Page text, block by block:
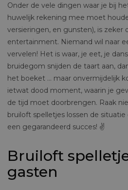
Onder de vele dingen waar je bij
huwelijk rekening mee moet
versieringen, en gunsten), is zeker
entertainment. Niemand wil naar
vervelen! Het is waar, je eet, je
bruidegom snijden de taart aan,
het boeket … maar onvermijdelijk
ietwat dood moment, waarin je
de tijd moet doorbrengen. Raak
bruiloft spelletjes lossen de
een gegarandeerd succes! ✌️
Bruiloft
gasten